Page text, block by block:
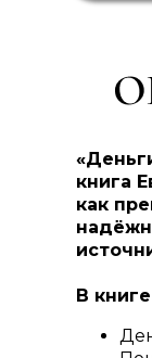
книга
как
В